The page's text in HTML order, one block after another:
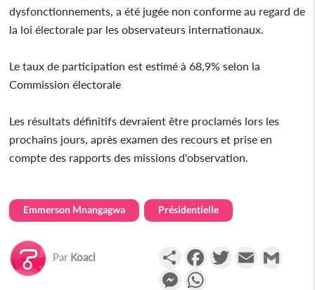
dysfonctionnements, a été jugée non conforme au regard de
la loi électorale par les observateurs internationaux.
Le taux de participation est estimé à 68,9% selon la
Commission électorale
Les résultats définitifs devraient être proclamés lors les
prochains jours, après examen des recours et prise en
compte des rapports des missions d'observation.
Emmerson Mnangagwa Présidentielle
Par Koaci PartagerFacebookTwitterEmail
Messenger